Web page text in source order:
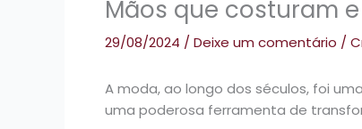
Mãos que costuram
29/08/2024 / Deixe um comentário /
A moda, ao longo dos séculos, foi
uma poderosa ferramenta de